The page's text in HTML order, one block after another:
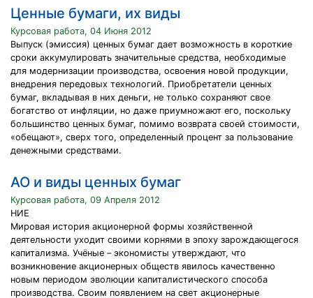
Ценные бумаги, их виды
Курсовая работа, 04 Июня 2012
Выпуск (эмиссия) ценных бумаг дает возможность в короткие
сроки аккумулировать значительные средства, необходимые
для модернизации производства, освоения новой продукции,
внедрения передовых технологий. Приобретатели ценных
бумаг, вкладывая в них деньги, не только сохраняют свое
богатство от инфляции, но даже приумножают его, поскольку
большинство ценных бумаг, помимо возврата своей стоимости,
«обещают», сверх того, определенный процент за пользование
денежными средствами.
АО и виды ценных бумаг
Курсовая работа, 09 Апреля 2012
НИЕ
Мировая история акционерной формы хозяйственной
деятельности уходит своими корнями в эпоху зарождающегося
капитализма. Учёные – экономисты утверждают, что
возникновение акционерных обществ явилось качественно
новым периодом эволюции капиталистического способа
производства. Своим появлением на свет акционерные